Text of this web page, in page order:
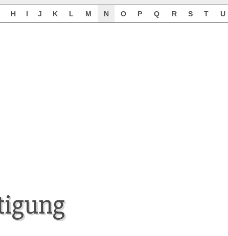
H I J K L M N O P Q R S T U